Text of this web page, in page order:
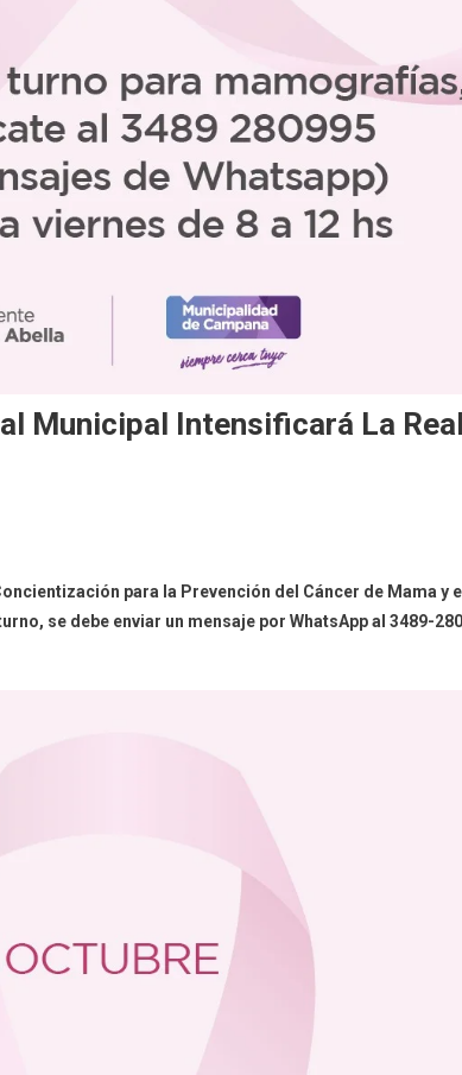
Municipal Intensificará La
para la Prevención del Cáncer de Mama y
se debe enviar un mensaje por WhatsApp al 3489-